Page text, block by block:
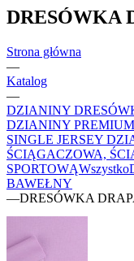
DRESÓWKA
Strona główna
—
Katalog
—
DZIANINY
DZIANINY PREMIUM
SINGLE JERSEY
ŚCIĄGACZOWA,
SPORTOWĄWszystko
BAWEŁNY
—DRESÓWKA